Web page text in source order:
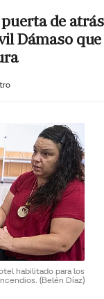
de
Dámaso que
habilitado para los
(Belén Díaz)